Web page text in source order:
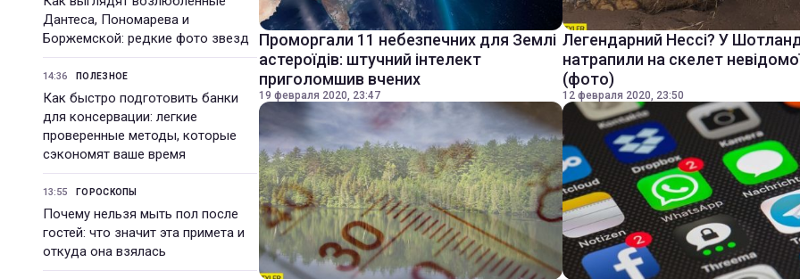
Дантеса, Пономарева и
Боржемской: редкие фото звезд
14:36 ПОЛЕЗНОЕ
Как быстро подготовить банки
для консервации: легкие
проверенные методы, которые
сэкономят ваше время
13:55 ГОРОСКОПЫ
Почему нельзя мыть пол после
гостей: что значит эта примета и
откуда она взялась
Проморгали 11 небезпечних для Землі
астероїдів: штучний інтелект
приголомшив вчених
19 февраля 2020, 23:47
Легендарний Нессі? У
натрапили на скелет
(фото)
12 февраля 2020, 23:50